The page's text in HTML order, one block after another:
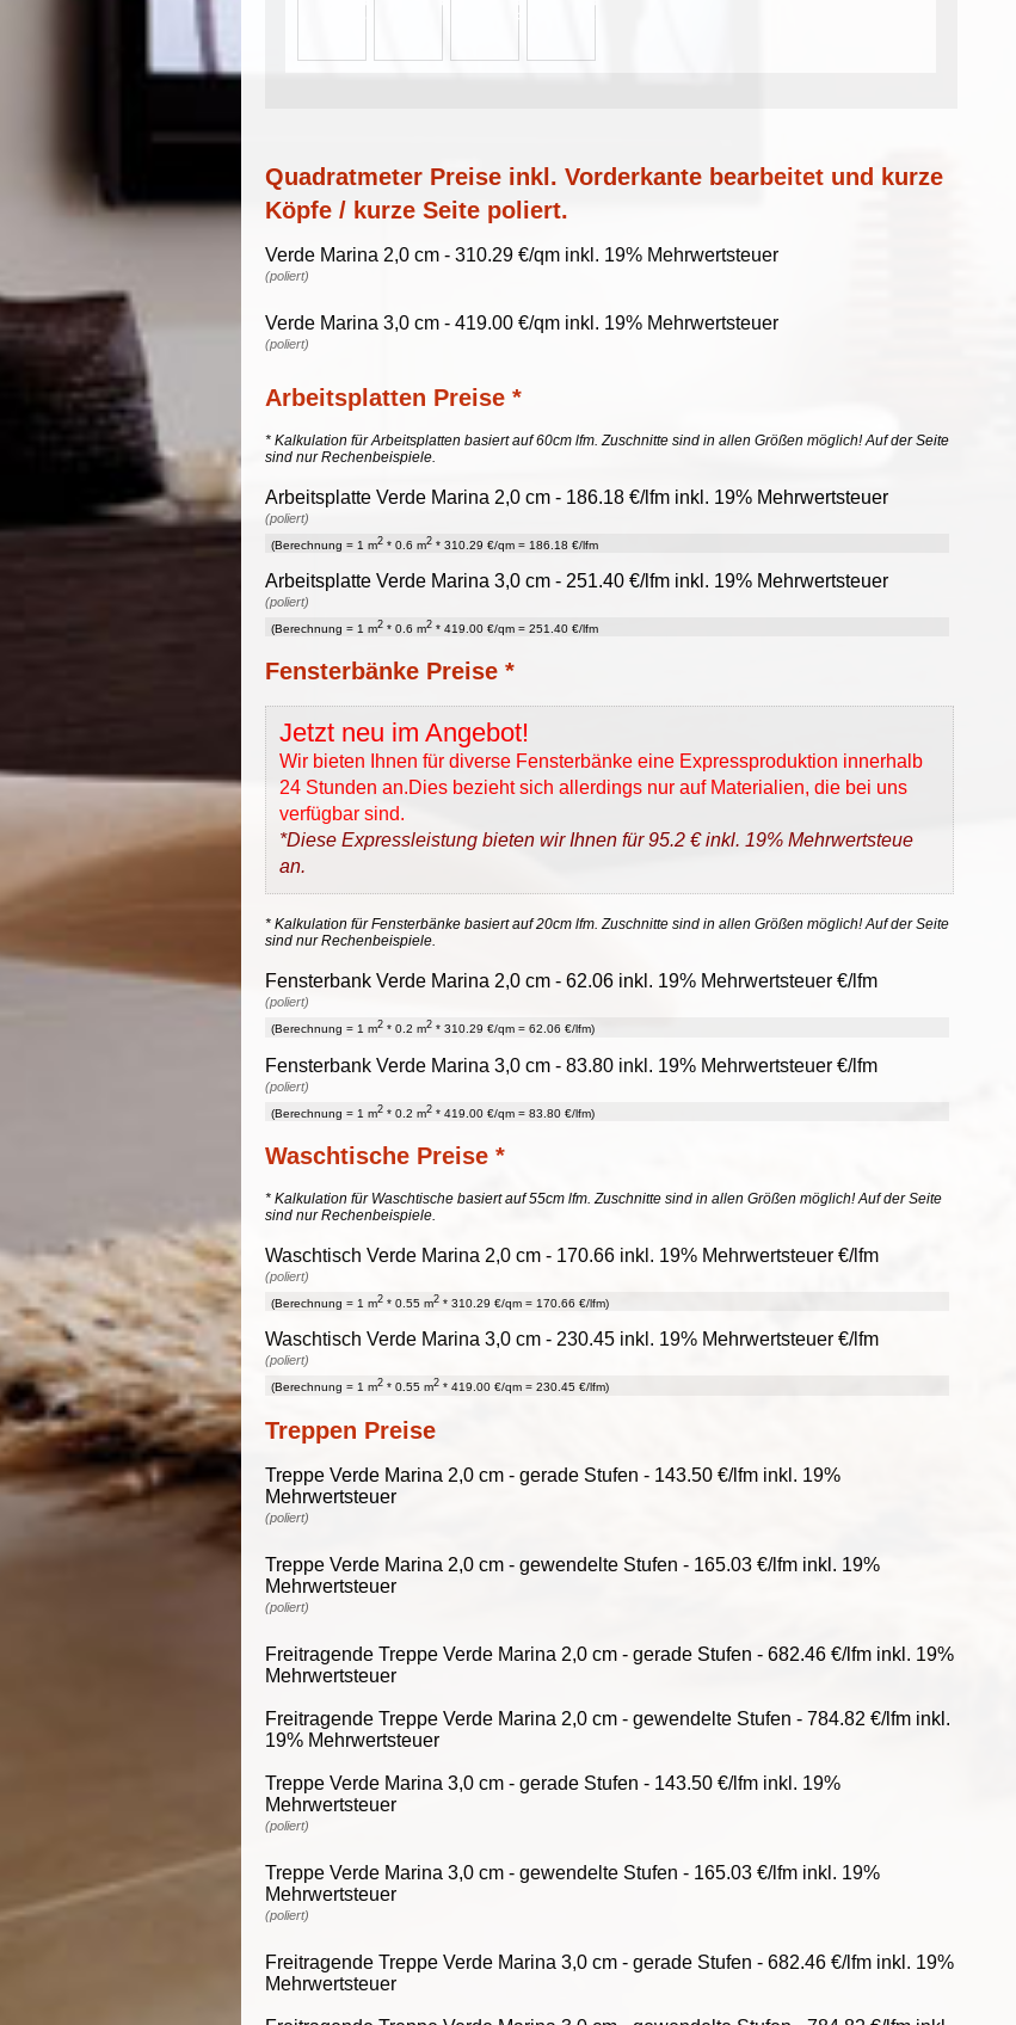
Quadratmeter Preise inkl. Vorderkante bearbeitet und kurze
Köpfe / kurze Seite poliert.
Verde Marina 2,0 cm - 310.29 €/qm inkl. 19% Mehrwertsteuer
(poliert)
Verde Marina 3,0 cm - 419.00 €/qm inkl. 19% Mehrwertsteuer
(poliert)
Arbeitsplatten Preise *
* Kalkulation für Arbeitsplatten basiert auf 60cm lfm. Zuschnitte sind in allen Größen möglich! Auf der Seite
sind nur Rechenbeispiele.
Arbeitsplatte Verde Marina 2,0 cm - 186.18 €/lfm inkl. 19% Mehrwertsteuer
(poliert)
(Berechnung = 1 m2 * 0.6 m2 * 310.29 €/qm = 186.18 €/lfm
Arbeitsplatte Verde Marina 3,0 cm - 251.40 €/lfm inkl. 19% Mehrwertsteuer
(poliert)
(Berechnung = 1 m2 * 0.6 m2 * 419.00 €/qm = 251.40 €/lfm
Fensterbänke Preise *
Jetzt neu im Angebot!
Wir bieten Ihnen für diverse Fensterbänke eine Expressproduktion innerhalb
24 Stunden an.Dies bezieht sich allerdings nur auf Materialien, die bei uns
verfügbar sind.
*Diese Expressleistung bieten wir Ihnen für 95.2 € inkl. 19% Mehrwertsteue
an.
* Kalkulation für Fensterbänke basiert auf 20cm lfm. Zuschnitte sind in allen Größen möglich! Auf der Seite
sind nur Rechenbeispiele.
Fensterbank Verde Marina 2,0 cm - 62.06 inkl. 19% Mehrwertsteuer €/lfm
(poliert)
(Berechnung = 1 m2 * 0.2 m2 * 310.29 €/qm = 62.06 €/lfm)
Fensterbank Verde Marina 3,0 cm - 83.80 inkl. 19% Mehrwertsteuer €/lfm
(poliert)
(Berechnung = 1 m2 * 0.2 m2 * 419.00 €/qm = 83.80 €/lfm)
Waschtische Preise *
* Kalkulation für Waschtische basiert auf 55cm lfm. Zuschnitte sind in allen Größen möglich! Auf der Seite
sind nur Rechenbeispiele.
Waschtisch Verde Marina 2,0 cm - 170.66 inkl. 19% Mehrwertsteuer €/lfm
(poliert)
(Berechnung = 1 m2 * 0.55 m2 * 310.29 €/qm = 170.66 €/lfm)
Waschtisch Verde Marina 3,0 cm - 230.45 inkl. 19% Mehrwertsteuer €/lfm
(poliert)
(Berechnung = 1 m2 * 0.55 m2 * 419.00 €/qm = 230.45 €/lfm)
Treppen Preise
Treppe Verde Marina 2,0 cm - gerade Stufen - 143.50 €/lfm inkl. 19%
Mehrwertsteuer
(poliert)
Treppe Verde Marina 2,0 cm - gewendelte Stufen - 165.03 €/lfm inkl. 19%
Mehrwertsteuer
(poliert)
Freitragende Treppe Verde Marina 2,0 cm - gerade Stufen - 682.46 €/lfm inkl. 19%
Mehrwertsteuer
Freitragende Treppe Verde Marina 2,0 cm - gewendelte Stufen - 784.82 €/lfm inkl.
19% Mehrwertsteuer
Treppe Verde Marina 3,0 cm - gerade Stufen - 143.50 €/lfm inkl. 19%
Mehrwertsteuer
(poliert)
Treppe Verde Marina 3,0 cm - gewendelte Stufen - 165.03 €/lfm inkl. 19%
Mehrwertsteuer
(poliert)
Freitragende Treppe Verde Marina 3,0 cm - gerade Stufen - 682.46 €/lfm inkl. 19%
Mehrwertsteuer